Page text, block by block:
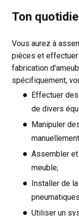
Ton
Vous aurez à
pièces et
fabrication
spécifiquement,
Effectuer
de divers
Manipuler
Assembler
meuble;
Installer de
Utiliser un